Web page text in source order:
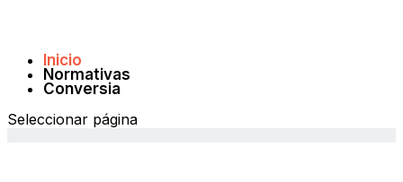
Inicio
Normativas
Conversia
Seleccionar página